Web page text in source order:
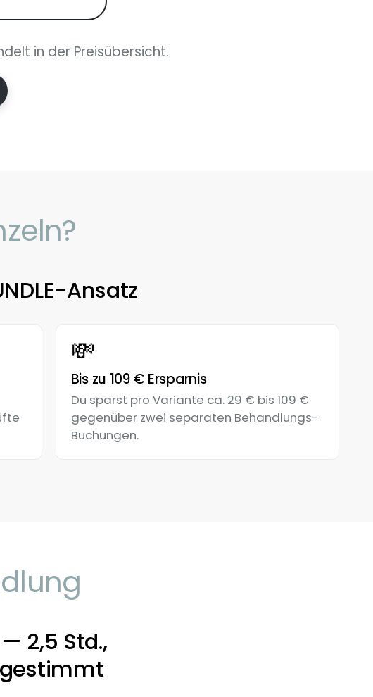
in der Preisübersicht.
Ansatz
💸
Bis zu 109 € Ersparnis
Du sparst pro Variante ca. 29 € bis 109 €
gegenüber zwei separaten Behandlungs-
Buchungen.
2,5 Std.,